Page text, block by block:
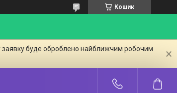
Кошик
заявку буде оброблено найближчим робочим